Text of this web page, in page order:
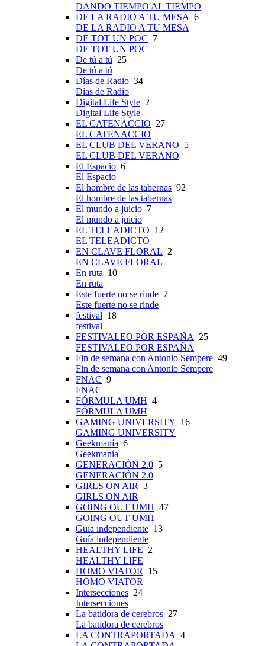
DANDO TIEMPO AL TIEMPO
DE LA RADIO A TU MESA 6
DE LA RADIO A TU MESA
DE TOT UN POC 7
DE TOT UN POC
De tú a tú 25
De tú a tú
Días de Radio 34
Días de Radio
Digital Life Style 2
Digital Life Style
EL CATENACCIO 27
EL CATENACCIO
EL CLUB DEL VERANO 5
EL CLUB DEL VERANO
El Espacio 6
El Espacio
El hombre de las tabernas 92
El hombre de las tabernas
El mundo a juicio 7
El mundo a juicio
EL TELEADICTO 12
EL TELEADICTO
EN CLAVE FLORAL 2
EN CLAVE FLORAL
En ruta 10
En ruta
Este fuerte no se rinde 7
Este fuerte no se rinde
festival 18
festival
FESTIVALEO POR ESPAÑA
25
FESTIVALEO POR ESPAÑA
Fin de semana con Antonio Sempere 49
Fin de semana con Antonio Sempere
FNAC 9
FNAC
FÓRMULA UMH 4
FÓRMULA UMH
GAMING UNIVERSITY 16
GAMING UNIVERSITY
Geekmanía 6
Geekmanía
GENERACIÓN 2.0 5
GENERACIÓN 2.0
GIRLS ON AIR 3
GIRLS ON AIR
GOING OUT UMH 47
GOING OUT UMH
Guía independiente 13
Guía independiente
HEALTHY LIFE 2
HEALTHY LIFE
HOMO VIATOR
15
HOMO VIATOR
Intersecciones 24
Intersecciones
La batidora de cerebros 27
La batidora de cerebros
LA CONTRAPORTADA 4